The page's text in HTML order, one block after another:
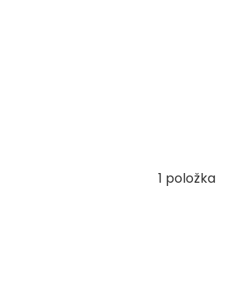
1 položka